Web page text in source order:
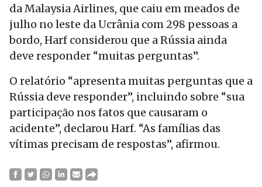
da Malaysia Airlines, que caiu em meados de
julho no leste da Ucrânia com 298 pessoas a
bordo, Harf considerou que a Rússia ainda
deve responder “muitas perguntas”.
O relatório “apresenta muitas perguntas que a
Rússia deve responder”, incluindo sobre “sua
participação nos fatos que causaram o
acidente”, declarou Harf. “As famílias das
vítimas precisam de respostas”, afirmou.